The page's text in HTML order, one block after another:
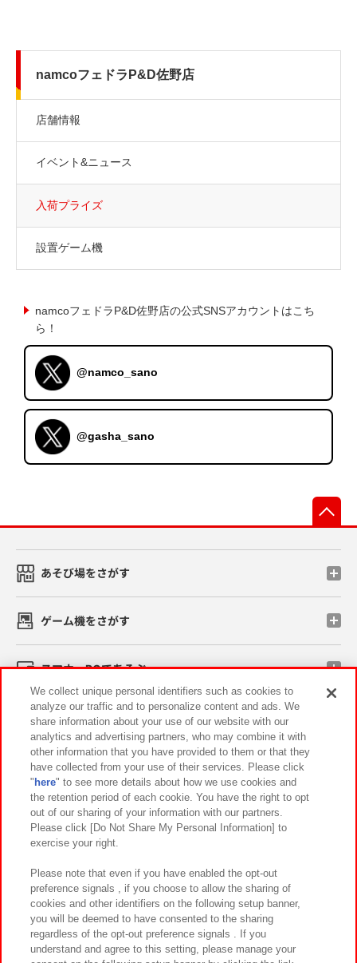
namcoフェドラP&D佐野店
店舗情報
イベント&ニュース
入荷プライズ
設置ゲーム機
namcoフェドラP&D佐野店の公式SNSアカウントはこち
ら！
@namco_sano
@gasha_sano
あそび場をさがす
ゲーム機をさがす
スマホ・PCであそぶ
イベント・キャンペーン
関連会社 サステナビリティ サイトポリシー
プライバシーポリシー ウェブアクセシビリティ方針と検証結果
お取引先さまとともに
カスタマーハラスメント対応方針 よくあるご質問・お問い合わせ
We collect unique personal identifiers such as cookies to
analyze our traffic and to personalize content and ads. We
share information about your use of our website with our
analytics and advertising partners, who may combine it with
other information that you have provided to them or that they
have collected from your use of their services. Please click
" here" to see more details about how we use cookies and
the retention period of each cookie. You have the right to opt
out of our sharing of your information with our partners.
Please click [Do Not Share My Personal Information] to
exercise your right.
Please note that even if you have enabled the opt-out
preference signals , if you choose to allow the sharing of
cookies and other identifiers on the following setup banner,
you will be deemed to have consented to the sharing
regardless of the opt-out preference signals . If you
understand and agree to this setting, please manage your